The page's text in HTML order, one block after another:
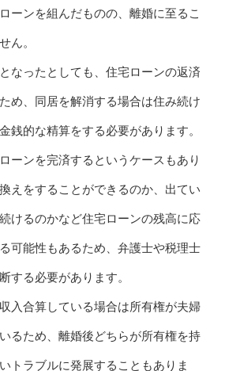
ーンを組んだものの、離婚に至るこ
ん。
なったとしても、住宅ローンの返済
め、同居を解消する場合は住み続け
銭的な精算をする必要があります。
ーンを完済するというケースもあり
えをすることができるのか、出てい
けるのかなど住宅ローンの残高に応
可能性もあるため、弁護士や税理士
する必要があります。
入合算している場合は所有権が夫婦
るため、離婚後どちらが所有権を持
トラブルに発展することもありま